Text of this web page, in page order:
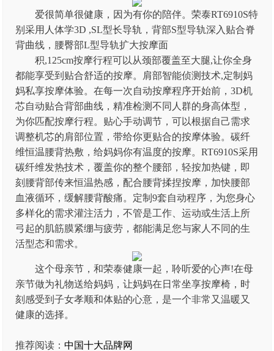
爱很简单很健康，因为有你的陪伴。荣泰RT6910S特
别采用人体学3D ,SL型长导轨，背部S型导轨深入贴合脊
背曲线，腰臀部L型导轨扩大按摩面
积,125cm按摩行程可以从颈部覆盖至大腿,让你全身
都能享受到贴合舒适的按摩。肩部智能侦测技术,定制妈
妈私享按摩体验。在每一次自动按摩程序开始前，3D机
芯自动贴合背部曲线，精准检测不同人群的身高体型，
为你匹配按摩行程。贴心手动调节，可以根据自己需求
调整机芯的肩部位置，带给你更贴合的按摩体验。碳纤
维恒温腰背热敷，给妈妈你有温度的按摩。RT6910S采用
碳纤维发热技术，覆盖你的整个腰部，轻按加热键，即
刻腰背部传来恒温热感，配合腰背揉捏按摩，加快腰部
血液循环，缓解腰背酸痛。定制9套自动程序，为您身心
多样化的需求灌注活力，不管是工作、运动或生活上所
弓起的肌筋膜紧绷与疲劳，都能满足您与家人不同的生
活型态和需求。
这个母亲节，和荣泰健康一起，聆听爱的心声!在母
亲节做为礼物送给妈妈，让妈妈在日常坐享按摩椅，时
刻感受到子女孝顺和体贴的心意，是一个非常又温暖又
健康的选择。
推荐阅读：中国十大品牌网